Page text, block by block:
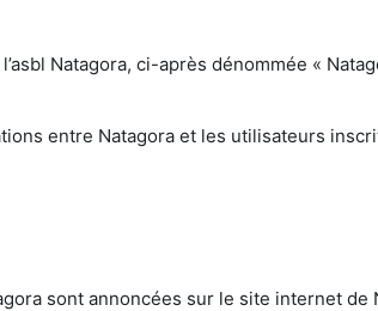
Natagora, ci-après dénommée «
entre Natagora et les utilisateurs
sont annoncées sur le site internet